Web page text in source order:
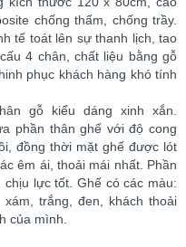
chống thấm, chống trầy.
tế toát lên sự thanh lịch, tao
4 chân, chất liệu bằng gỗ
phục khách hàng khó tính
gỗ kiểu dáng xinh xắn.
phần thân ghế với độ cong
đồng thời mặt ghế được lót
êm ái, thoải mái nhất. Phần
lực tốt. Ghế có các màu:
trắng, đen, khách thoải
của mình.